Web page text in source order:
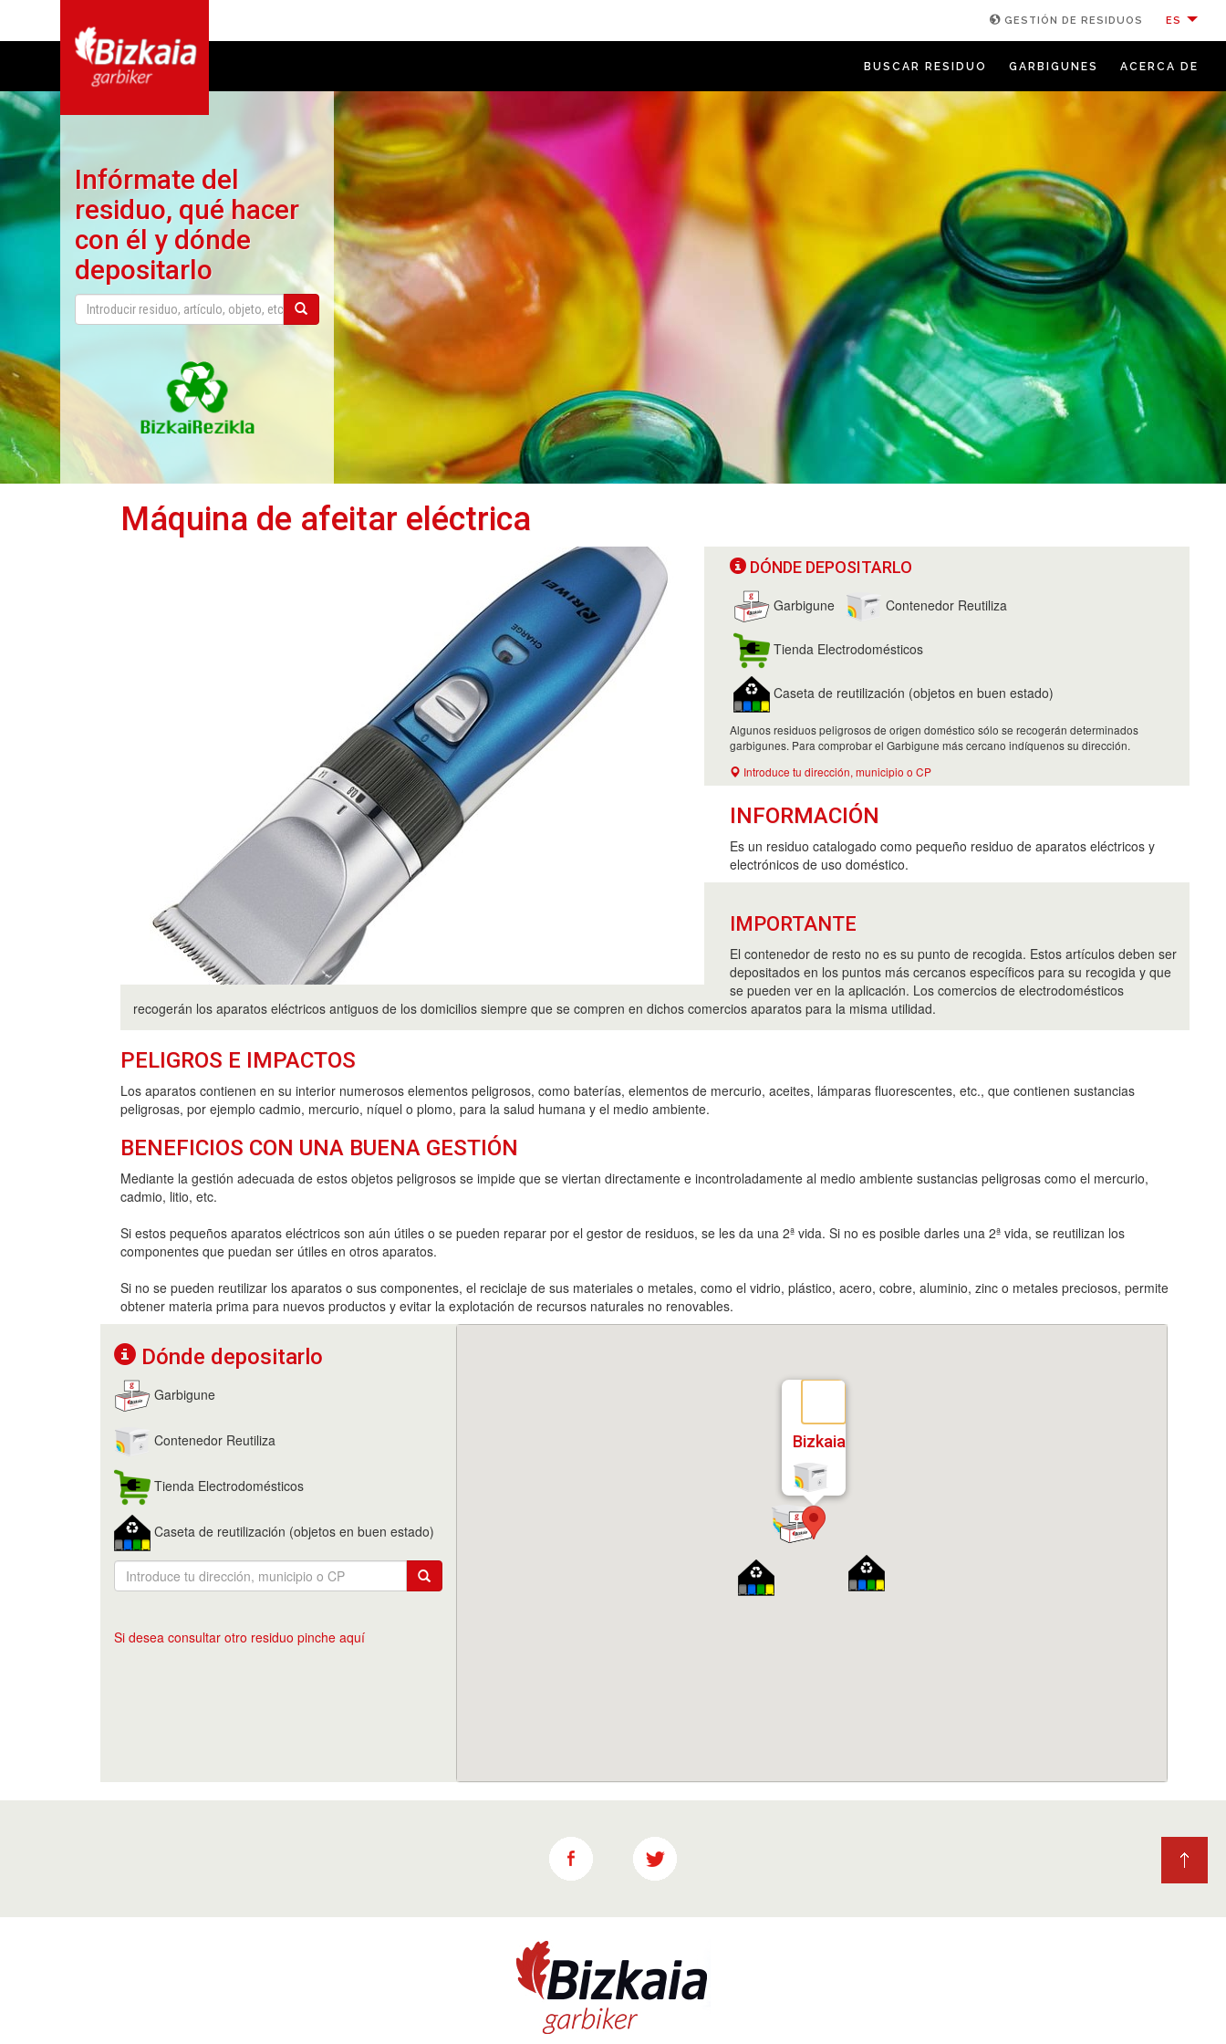
GESTIÓN DE RESIDUOS ES
BUSCAR RESIDUO GARBIGUNES ACERCA DE
Infórmate del
residuo, qué hacer
con él y dónde
depositarlo
Máquina de afeitar eléctrica
DÓNDE DEPOSITARLO
Garbigune Contenedor Reutiliza
Tienda Electrodomésticos
Caseta de reutilización (objetos en buen estado)
Algunos residuos peligrosos de origen doméstico sólo se recogerán determinados
garbigunes. Para comprobar el Garbigune más cercano indíquenos su dirección.
Introduce tu dirección, municipio o CP
INFORMACIÓN
Es un residuo catalogado como pequeño residuo de aparatos eléctricos y
electrónicos de uso doméstico.
IMPORTANTE
El contenedor de resto no es su punto de recogida. Estos artículos deben ser
depositados en los puntos más cercanos específicos para su recogida y que
se pueden ver en la aplicación. Los comercios de electrodomésticos
recogerán los aparatos eléctricos antiguos de los domicilios siempre que se compren en dichos comercios aparatos para la misma utilidad.
PELIGROS E IMPACTOS
Los aparatos contienen en su interior numerosos elementos peligrosos, como baterías, elementos de mercurio, aceites, lámparas fluorescentes, etc., que contienen sustancias
peligrosas, por ejemplo cadmio, mercurio, níquel o plomo, para la salud humana y el medio ambiente.
BENEFICIOS CON UNA BUENA GESTIÓN
Mediante la gestión adecuada de estos objetos peligrosos se impide que se viertan directamente e incontroladamente al medio ambiente sustancias peligrosas como el mercurio,
cadmio, litio, etc.
Si estos pequeños aparatos eléctricos son aún útiles o se pueden reparar por el gestor de residuos, se les da una 2ª vida. Si no es posible darles una 2ª vida, se reutilizan los
componentes que puedan ser útiles en otros aparatos.
Si no se pueden reutilizar los aparatos o sus componentes, el reciclaje de sus materiales o metales, como el vidrio, plástico, acero, cobre, aluminio, zinc o metales preciosos, permite
obtener materia prima para nuevos productos y evitar la explotación de recursos naturales no renovables.
Dónde depositarlo
Garbigune
Contenedor Reutiliza
Tienda Electrodomésticos
Caseta de reutilización (objetos en buen estado)
Si desea consultar otro residuo pinche aquí
Bizkaia